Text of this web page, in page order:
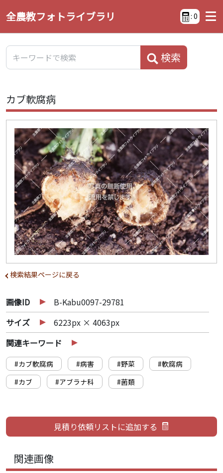
全農教フォトライブラリ : 0
検索
カブ軟腐病
検索結果ページに戻る
画像ID
B-Kabu0097-29781
サイズ
6223px × 4063px
関連キーワード
#カブ軟腐病 #病害 #野菜
#軟腐病
#カブ
#アブラナ科 #菌類
関連画像